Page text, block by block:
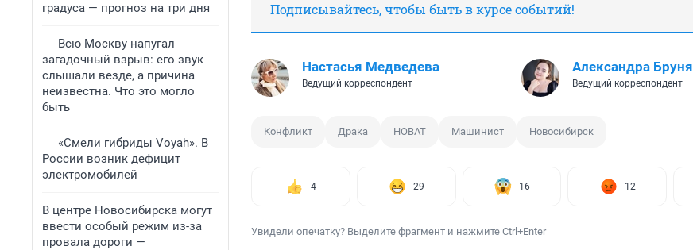
градуса — прогноз на три дня
Всю Москву напугал
загадочный взрыв: его звук
слышали везде, а причина
неизвестна. Что это могло
быть
«Смели гибриды Voyah». В
России возник дефицит
электромобилей
В центре Новосибирска могут
ввести особый режим из-за
провала дороги —
Подписывайтесь, чтобы быть в курсе событий!
Настасья Медведева
Ведущий корреспондент
Александра Бруня
Ведущий корреспондент
Конфликт Драка НОВАТ Машинист Новосибирск
4 29 16 12
Увидели опечатку? Выделите фрагмент и нажмите Ctrl+Enter